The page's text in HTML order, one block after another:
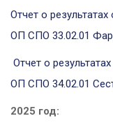
Отчет о
ОП СПО 33.02.01
Отчет о
ОП СПО 34.02.01
2025 год: